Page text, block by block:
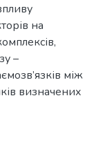
на
–
між
визначених